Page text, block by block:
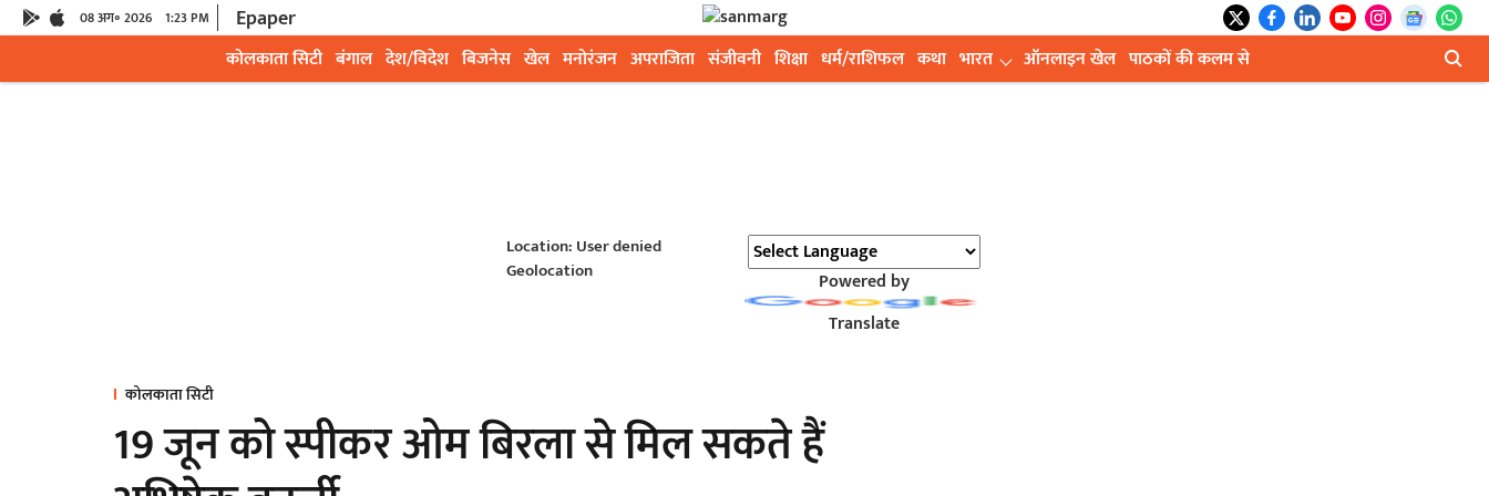
08 अग॰ 2026 1:23 PM Epaper
कोलकाता सिटी बंगाल देश/विदेश बिजनेस खेल मनोरंजन अपराजिता संजीवनी शिक्षा धर्म/राशिफल कथा भारत ऑनलाइन खेल पाठकों की कलम से
Location: User denied
Geolocation
Powered by
Translate
कोलकाता सिटी
19 जून को स्पीकर ओम बिरला से मिल सकते हैं